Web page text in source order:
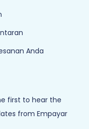
Anda
first to hear the
from Empayar